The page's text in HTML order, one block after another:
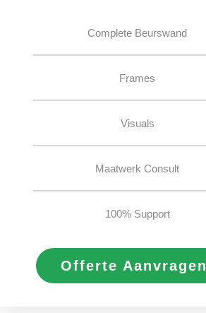
Complete Beurswand
Frames
Visuals
Maatwerk Consult
100% Support
Offerte Aanvragen